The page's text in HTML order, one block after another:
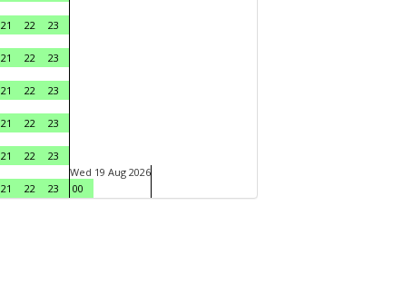
21 22
23
21 22
23
21 22
23
21 22
23
21 22
23
21 22 23
Wed 19 Aug 2026
00